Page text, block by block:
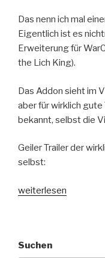
Das nenn ich mal
Eigentlich ist es
Erweiterung für
the Lich King).
Das Addon sieht im
aber für wirklich gute
bekannt, selbst die
Geiler Trailer der
selbst:
„Neuer
–
weiterlesen
Suchen